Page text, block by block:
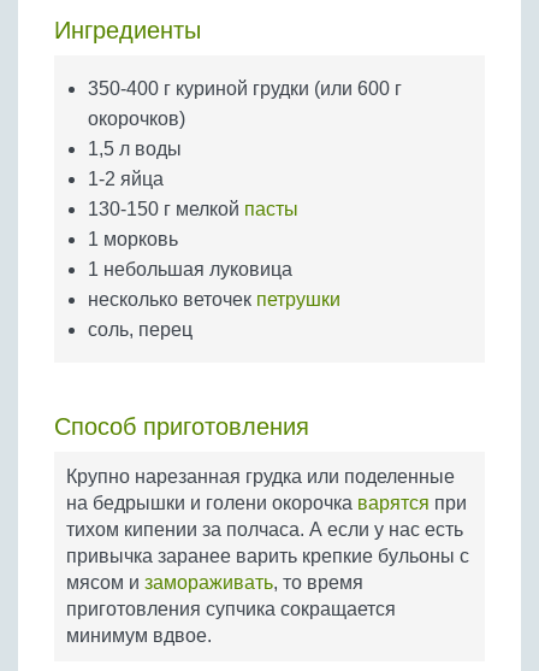
Яйца
Крупы
Ингредиенты
350-400 г куриной грудки (или 600 г
окорочков)
1,5 л воды
1-2 яйца
130-150 г мелкой пасты
1 морковь
1 небольшая луковица
несколько веточек петрушки
соль, перец
Способ приготовления
Крупно нарезанная грудка или поделенные
на бедрышки и голени окорочка варятся при
тихом кипении за полчаса. А если у нас есть
привычка заранее варить крепкие бульоны с
мясом и замораживать, то время
приготовления супчика сокращается
минимум вдвое.